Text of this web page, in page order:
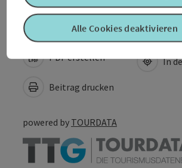
PDF erstellen
Beitrag drucken
In
powered by TOURDATA
Alle Cookies deaktivieren